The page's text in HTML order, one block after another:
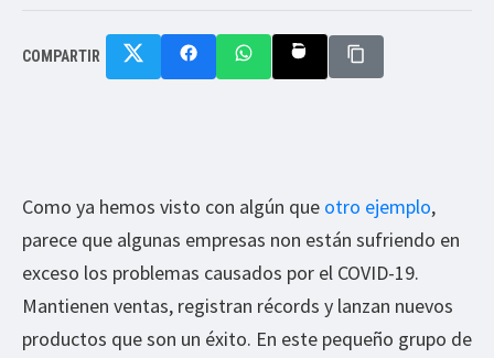
COMPARTIR
Como ya hemos visto con algún que otro ejemplo,
parece que algunas empresas non están sufriendo en
exceso los problemas causados por el COVID-19.
Mantienen ventas, registran récords y lanzan nuevos
productos que son un éxito. En este pequeño grupo de